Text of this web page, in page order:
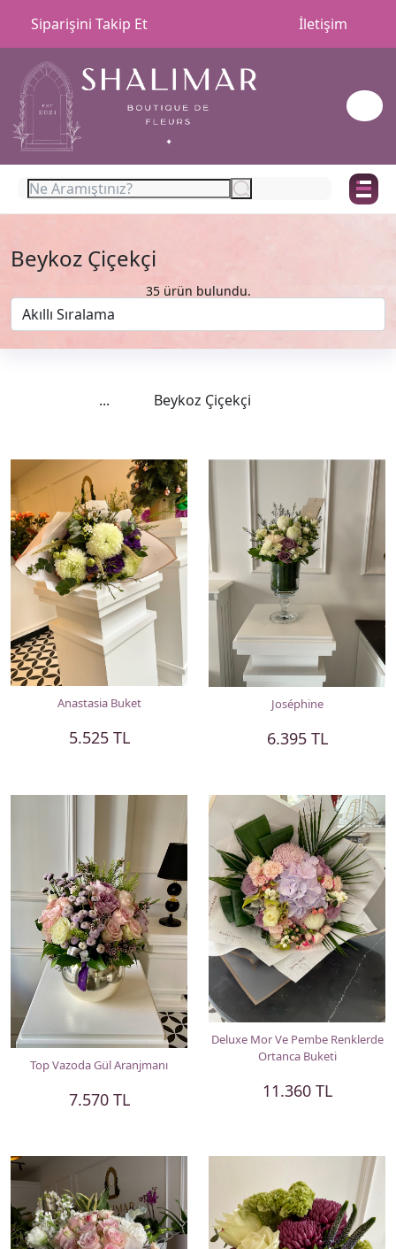
Siparişini Takip Et İletişim
35 ürün bulundu.
Beykoz Çiçekçi
... Beykoz Çiçekçi
Anastasia Buket
5.525 TL
Joséphine
6.395 TL
Top Vazoda Gül Aranjmanı
7.570 TL
Deluxe Mor Ve Pembe Renklerde
Ortanca Buketi
11.360 TL